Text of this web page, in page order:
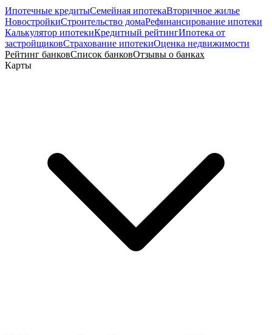
Ипотечные кредитыСемейная ипотекаВторичное жилье
НовостройкиСтроительство домаРефинансирование ипотеки
Калькулятор ипотекиКредитный рейтингИпотека от
застройщиковСтрахование ипотекиОценка недвижимости
Рейтинг банковСписок банковОтзывы о банках
Карты